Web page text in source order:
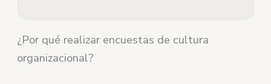
¿Por qué realizar encuestas de cultura
organizacional?